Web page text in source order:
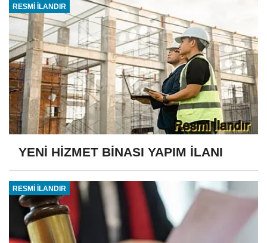
RESMİ İLANDIR
YENİ HİZMET BİNASI YAPIM İLANI
RESMİ İLANDIR